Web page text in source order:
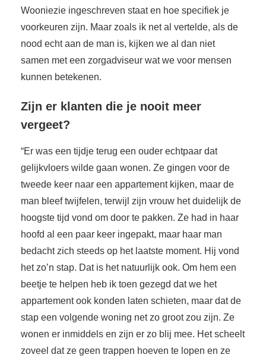
Wooniezie ingeschreven staat en hoe specifiek je
voorkeuren zijn. Maar zoals ik net al vertelde, als de
nood echt aan de man is, kijken we al dan niet
samen met een zorgadviseur wat we voor mensen
kunnen betekenen.
Zijn er klanten die je nooit meer
vergeet?
“Er was een tijdje terug een ouder echtpaar dat
gelijkvloers wilde gaan wonen. Ze gingen voor de
tweede keer naar een appartement kijken, maar de
man bleef twijfelen, terwijl zijn vrouw het duidelijk de
hoogste tijd vond om door te pakken. Ze had in haar
hoofd al een paar keer ingepakt, maar haar man
bedacht zich steeds op het laatste moment. Hij vond
het zo’n stap. Dat is het natuurlijk ook. Om hem een
beetje te helpen heb ik toen gezegd dat we het
appartement ook konden laten schieten, maar dat de
stap een volgende woning net zo groot zou zijn. Ze
wonen er inmiddels en zijn er zo blij mee. Het scheelt
zoveel dat ze geen trappen hoeven te lopen en ze